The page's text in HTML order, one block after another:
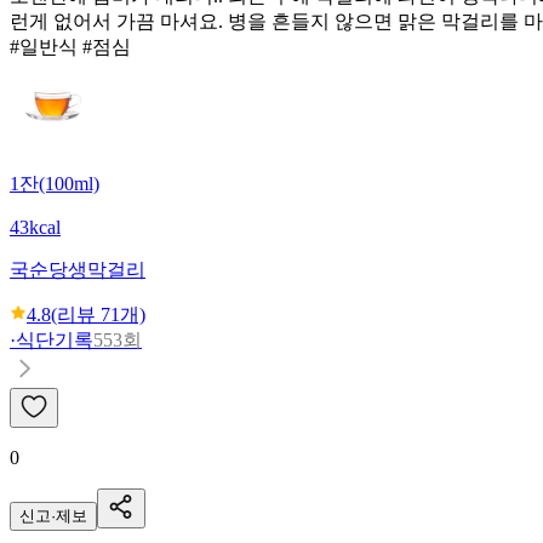
런게 없어서 가끔 마셔요. 병을 흔들지 않으면 맑은 막걸리를
#일반식 #점심
1잔(100ml)
43kcal
국순당생막걸리
4.8(리뷰 71개)
·식단기록553회
0
신고·제보